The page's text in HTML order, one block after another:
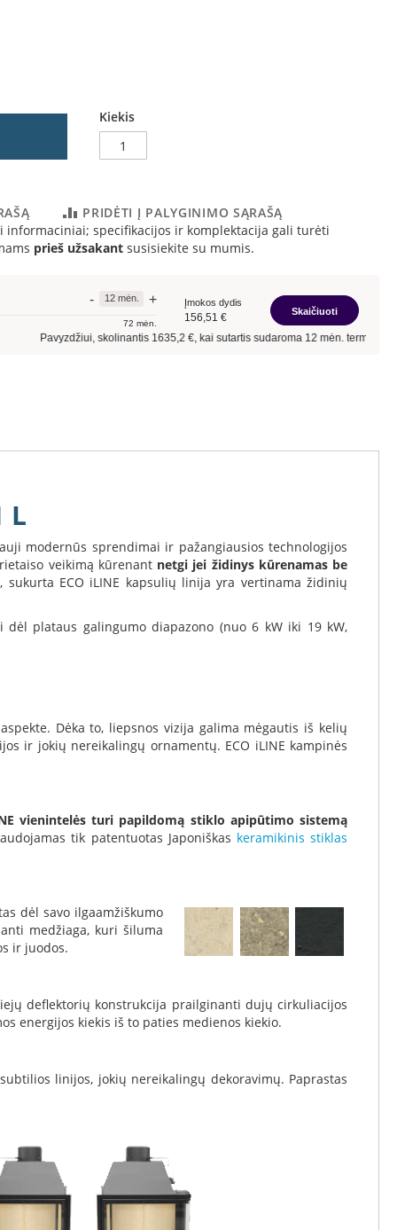
Kiekis
PRIDĖTI Į PALYGINIMO SĄRAŠĄ
specifikacijos ir komplektacija gali turėti
prieš užsakant susisiekite su mumis.
L
modernūs sprendimai ir pažangiausios technologijos
veikimą kūrenant netgi jei židinys kūrenamas be
ECO iLINE kapsulių linija yra vertinama židinių
plataus galingumo diapazono (nuo 6 kW iki 19 kW,
Dėka to, liepsnos vizija galima mėgautis iš kelių
ir jokių nereikalingų ornamentų. ECO iLINE kampinės
vienintelės turi papildomą stiklo apipūtimo sistemą
tik patentuotas Japoniškas keramikinis stiklas
dėl savo ilgaamžiškumo
medžiaga, kuri šiluma
ir juodos.
deflektorių konstrukcija prailginanti dujų cirkuliacijos
energijos kiekis iš to paties medienos kiekio.
linijos, jokių nereikalingų dekoravimų. Paprastas